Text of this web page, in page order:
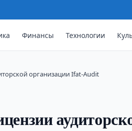
Финансы Технологии
организации Ifat-Audit